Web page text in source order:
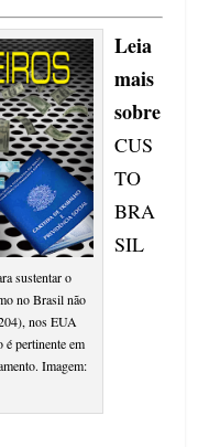
sustentar o
no Brasil não
nos EUA
é pertinente em
Imagem:
Leia
mais
sobre
CUS
TO
BRA
SIL